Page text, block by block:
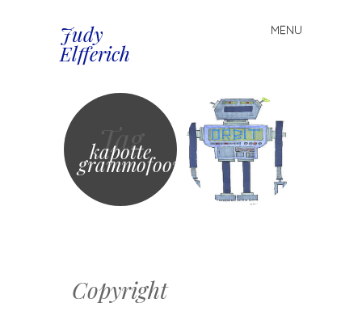
Judy
Elfferich
MENU
Spring
naar
Tag
kapotte
grammofoonplaat
Copyright